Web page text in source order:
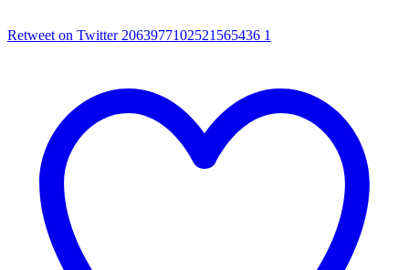
Retweet on Twitter 2063977102521565436 1